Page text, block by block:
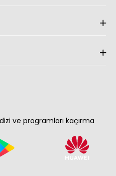
ve programları kaçırma